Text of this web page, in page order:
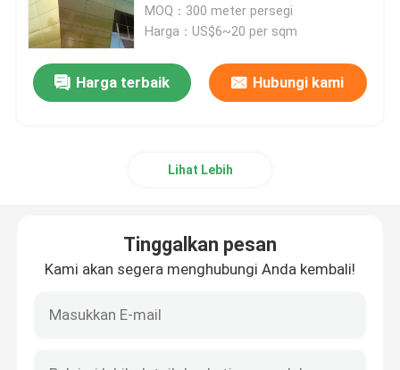
MOQ：300 meter persegi
Harga：US$6~20 per sqm
Harga terbaik Hubungi kami
Lihat Lebih
Tinggalkan pesan
Kami akan segera menghubungi Anda kembali!